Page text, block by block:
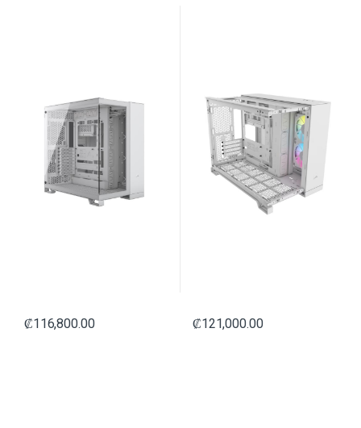
₡116,800.00 ₡121,000.00